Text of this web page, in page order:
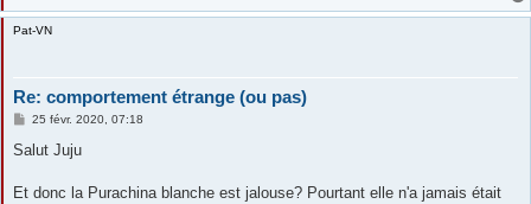
Pat-VN
Re: comportement étrange (ou pas)
M
s
g
25 févr. 2020, 07:18
Salut Juju
Et donc la Purachina blanche est jalouse? Pourtant elle n'a jamais était